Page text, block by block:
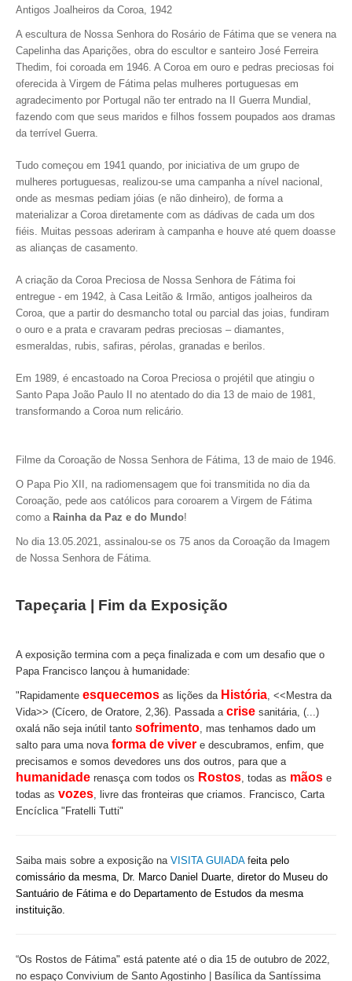
Antigos Joalheiros da Coroa, 1942
A escultura de Nossa Senhora do Rosário de Fátima que se venera na
Capelinha das Aparições, obra do escultor e santeiro José Ferreira
Thedim, foi coroada em 1946. A Coroa em ouro e pedras preciosas foi
oferecida à Virgem de Fátima pelas mulheres portuguesas em
agradecimento por Portugal não ter entrado na II Guerra Mundial,
fazendo com que seus maridos e filhos fossem poupados aos dramas
da terrível Guerra.
Tudo começou em 1941 quando, por iniciativa de um grupo de
mulheres portuguesas, realizou-se uma campanha a nível nacional,
onde as mesmas pediam jóias (e não dinheiro), de forma a
materializar a Coroa diretamente com as dádivas de cada um dos
fiéis. Muitas pessoas aderiram à campanha e houve até quem doasse
as alianças de casamento.
A criação da Coroa Preciosa de Nossa Senhora de Fátima foi
entregue - em 1942, à Casa Leitão & Irmão, antigos joalheiros da
Coroa, que a partir do desmancho total ou parcial das joias, fundiram
o ouro e a prata e cravaram pedras preciosas – diamantes,
esmeraldas, rubis, safiras, pérolas, granadas e berilos.
Em 1989, é encastoado na Coroa Preciosa o projétil que atingiu o
Santo Papa João Paulo II no atentado do dia 13 de maio de 1981,
transformando a Coroa num relicário.
Filme da Coroação de Nossa Senhora de Fátima, 13 de maio de 1946.
O Papa Pio XII, na radiomensagem que foi transmitida no dia da
Coroação, pede aos católicos para coroarem a Virgem de Fátima
como a Rainha da Paz e do Mundo!
No dia 13.05.2021, assinalou-se os 75 anos da Coroação da Imagem
de Nossa Senhora de Fátima.
Tapeçaria | Fim da Exposição
A exposição termina com a peça finalizada e com um desafio que o
Papa Francisco lançou à humanidade:
"Rapidamente esquecemos as lições da História, <<Mestra da
Vida>> (Cícero, de Oratore, 2,36). Passada a crise sanitária, (...)
oxalá não seja inútil tanto sofrimento, mas tenhamos dado um
salto para uma nova forma de viver e descubramos, enfim, que
precisamos e somos devedores uns dos outros, para que a
humanidade renasça com todos os Rostos, todas as mãos e
todas as vozes, livre das fronteiras que criamos. Francisco, Carta
Encíclica "Fratelli Tutti"
Saiba mais sobre a exposição na VISITA GUIADAfeita pelo
comissário da mesma, Dr. Marco Daniel Duarte, diretor do Museu do
Santuário de Fátima e do Departamento de Estudos da mesma
instituição.
“Os Rostos de Fátima" está patente até o dia 15 de outubro de 2022,
no espaço Convivium de Santo Agostinho | Basílica da Santíssima